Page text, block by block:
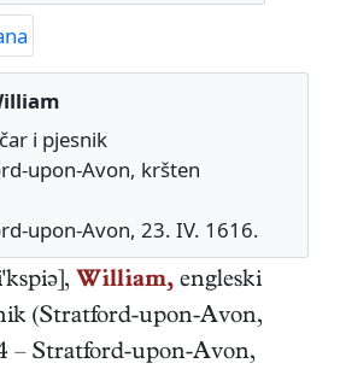
i pjesnik
upon-Avon, kršten
upon-Avon, 23. IV. 1616.
William, engleski
(Stratford-upon-Avon,
– Stratford-upon-Avon,